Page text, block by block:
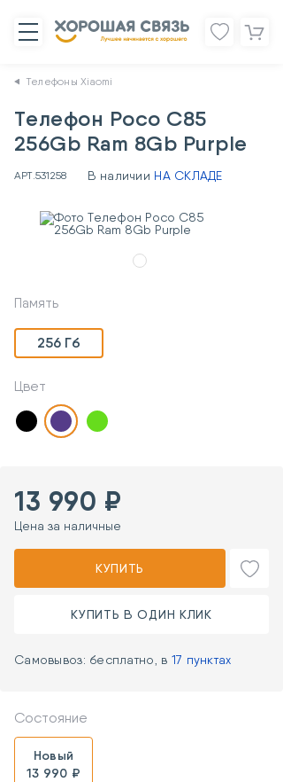
Телефоны Xiaomi
Телефон Poco C85
256Gb Ram 8Gb Purple
АРТ.531258 В наличии НА СКЛАДЕ
Память
256 Гб
Цвет
13 990 ₽
Цена за наличные
КУПИТЬ
КУПИТЬ В ОДИН КЛИК
Самовывоз: бесплатно, в 17 пунктах
Состояние
Новый
13 990 ₽